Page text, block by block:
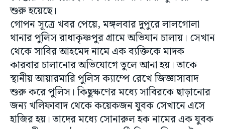
শুরু হয়েছে।
গোপন সূত্রে খবর পেয়ে, মঙ্গলবার দুপুরে লালগোলা
থানার পুলিস রাধাকৃষ্ণপুর গ্রামে অভিযান চালায়। সেখান
থেকে সাবির আহমেদ নামে এক ব্যক্তিকে মাদক
কারবার চালানোর অভিযোগে তুলে আনা হয়। তাকে
স্থানীয় আয়ারমারি পুলিস ক্যাম্পে রেখে জিজ্ঞাসাবাদ
শুরু করে পুলিস। কিছুক্ষণের মধ্যে সাবিরকে ছাড়ানোর
জন্য খলিফাবাদ থেকে কয়েকজন যুবক সেখানে এসে
হাজির হয়। তাদের মধ্যে সোনারুল হক নামের এক যুবক